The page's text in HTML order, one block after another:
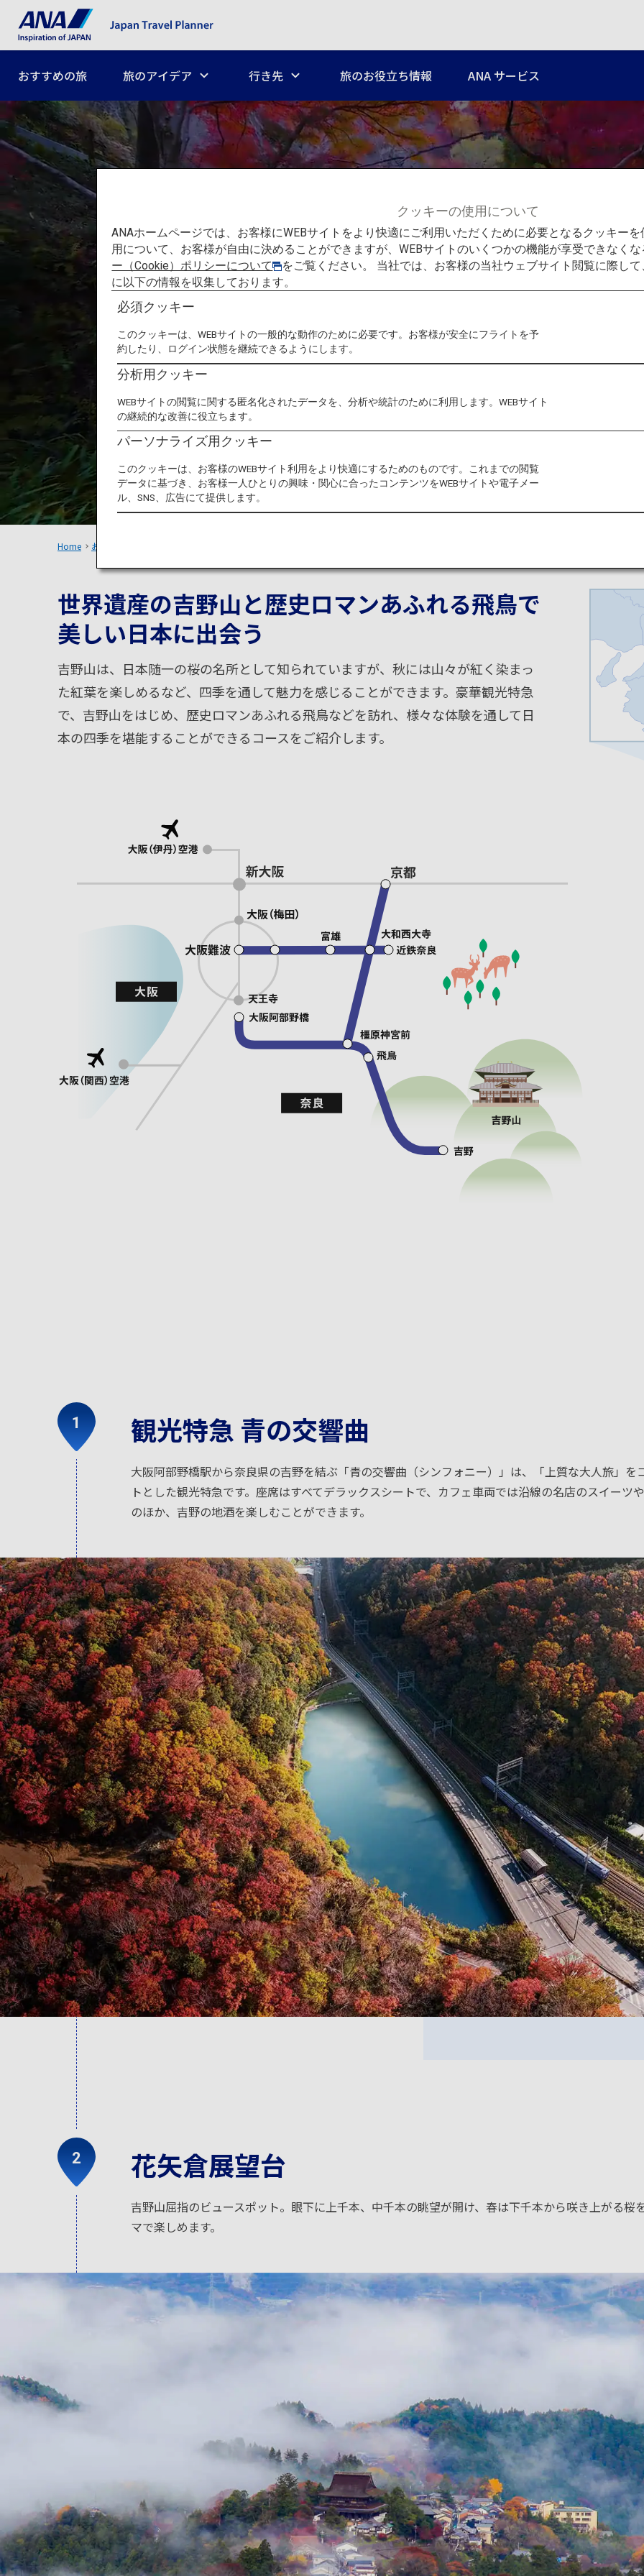
おすすめの旅 旅のアイデア 行き先 旅のお役立ち情報 ANA サービス
電車でめぐる関西：吉野山
豪華観光特急で行く
日本の四季を体感する上質
Home おすすめの旅
世界遺産の吉野山と歴史ロマンあふれる飛鳥で
美しい日本に出会う
吉野山は、日本随一の桜の名所として知られていますが、秋には山々が紅く染まっ
た紅葉を楽しめるなど、四季を通して魅力を感じることができます。豪華観光特急
で、吉野山をはじめ、歴史ロマンあふれる飛鳥などを訪れ、様々な体験を通して日
本の四季を堪能することができるコースをご紹介します。
観光特急 青の交響曲
大阪阿部野橋駅から奈良県の吉野を結ぶ「青の交響曲（シンフォニー）」は、「上質な大人旅」を
トとした観光特急です。座席はすべてデラックスシートで、カフェ車両では沿線の名店のスイーツ
のほか、吉野の地酒を楽しむことができます。
花矢倉展望台
吉野山屈指のビュースポット。眼下に上千本、中千本の眺望が開け、春は下千本から咲き上がる桜
マで楽しめます。
クッキーの使用について
ANAホームページでは、お客様にWEBサイトをより快適にご利用いただくために必要となるクッキー
用について、お客様が自由に決めることができますが、WEBサイトのいくつかの機能が享受できなく
ー（Cookie）ポリシーについて
をご覧ください。 当社では、お客様の当社ウェブサイト閲覧に際し
に以下の情報を収集しております。
必須クッキー
このクッキーは、WEBサイトの一般的な動作のために必要です。お客様が安全にフライトを予
約したり、ログイン状態を継続できるようにします。
分析用クッキー
WEBサイトの閲覧に関する匿名化されたデータを、分析や統計のために利用します。WEBサイト
の継続的な改善に役立ちます。
パーソナライズ用クッキー
このクッキーは、お客様のWEBサイト利用をより快適にするためのものです。これまでの閲覧
データに基づき、お客様一人ひとりの興味・関心に合ったコンテンツをWEBサイトや電子メー
ル、SNS、広告にて提供します。